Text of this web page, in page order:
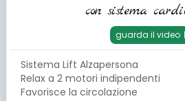
con sistema
guarda il video
Sistema Lift Alzapersona
Relax a 2 motori indipendenti
Favorisce la circolazione